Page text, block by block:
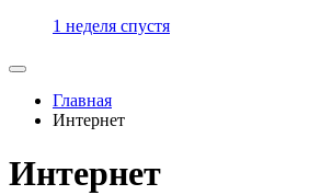
1 неделя спустя
Главная
Интернет
Интернет